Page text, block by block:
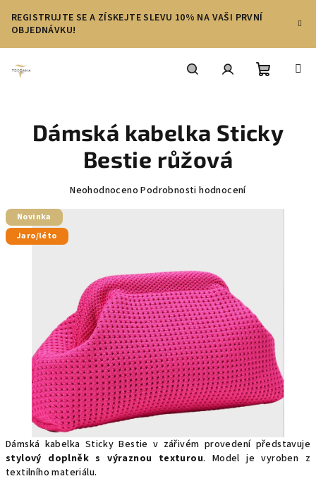
obsah
REGISTRUJTE SE A ZÍSKEJTE SLEVU 10% NA VAŠI PRVNÍ
OBJEDNÁVKU!
košík
Dámská kabelka Sticky Bestie v zářivém provedení představuje
stylový doplněk s výraznou texturou. Model je vyroben z
textilního materiálu.
Dámská kabelka Sticky
Bestie růžová
produktu
je
0,0
Neohodnoceno Podrobnosti hodnocení
Novinka
Jaro/léto